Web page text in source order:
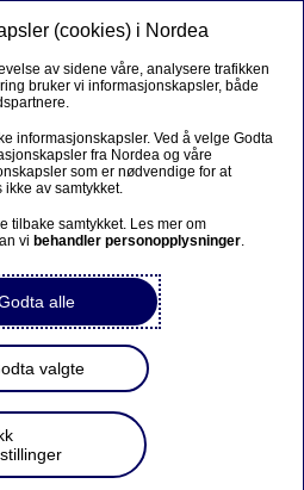
pensjon -
(cookies) i Nordea
av sidene våre, analysere trafikken
bruker vi informasjonskapsler, både
informasjonskapsler. Ved å velge Godta
fra Nordea og våre
som er nødvendige for at
ikke av samtykket.
tilbake samtykket. Les mer om
vi behandler personopplysninger.
alle
valgte